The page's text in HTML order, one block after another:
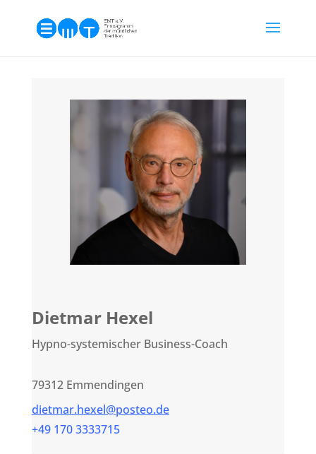
Dietmar Hexel
Hypno-systemischer Business-Coach
79312 Emmendingen
dietmar.hexel@posteo.de
+49 170 3333715